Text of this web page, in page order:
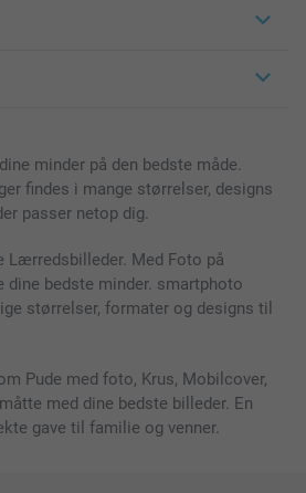
minder på den bedste måde.
findes i mange størrelser, designs
passer netop dig.
Lærredsbilleder. Med Foto på
dine bedste minder. smartphoto
størrelser, formater og designs til
Pude med foto, Krus, Mobilcover,
med dine bedste billeder. En
gave til familie og venner.